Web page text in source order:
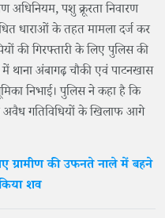
अधिनियम, पशु क्रूरता निवारण
धाराओं के तहत मामला दर्ज कर
की गिरफ्तारी के लिए पुलिस की
में थाना अंबागढ़ चौकी एवं पाटनखास
निभाई। पुलिस ने कहा है कि
गतिविधियों के खिलाफ आगे
ग्रामीण की उफनते नाले में बहने
शव